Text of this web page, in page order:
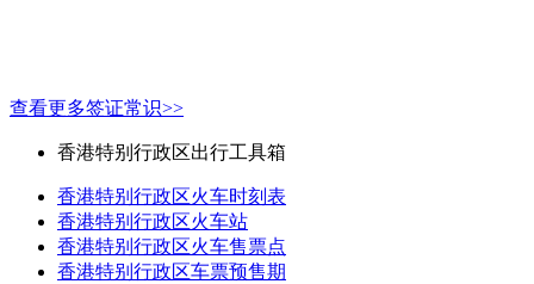
查看更多签证常识>>
香港特别行政区出行工具箱
香港特别行政区火车时刻表
香港特别行政区火车站
香港特别行政区火车售票点
香港特别行政区车票预售期